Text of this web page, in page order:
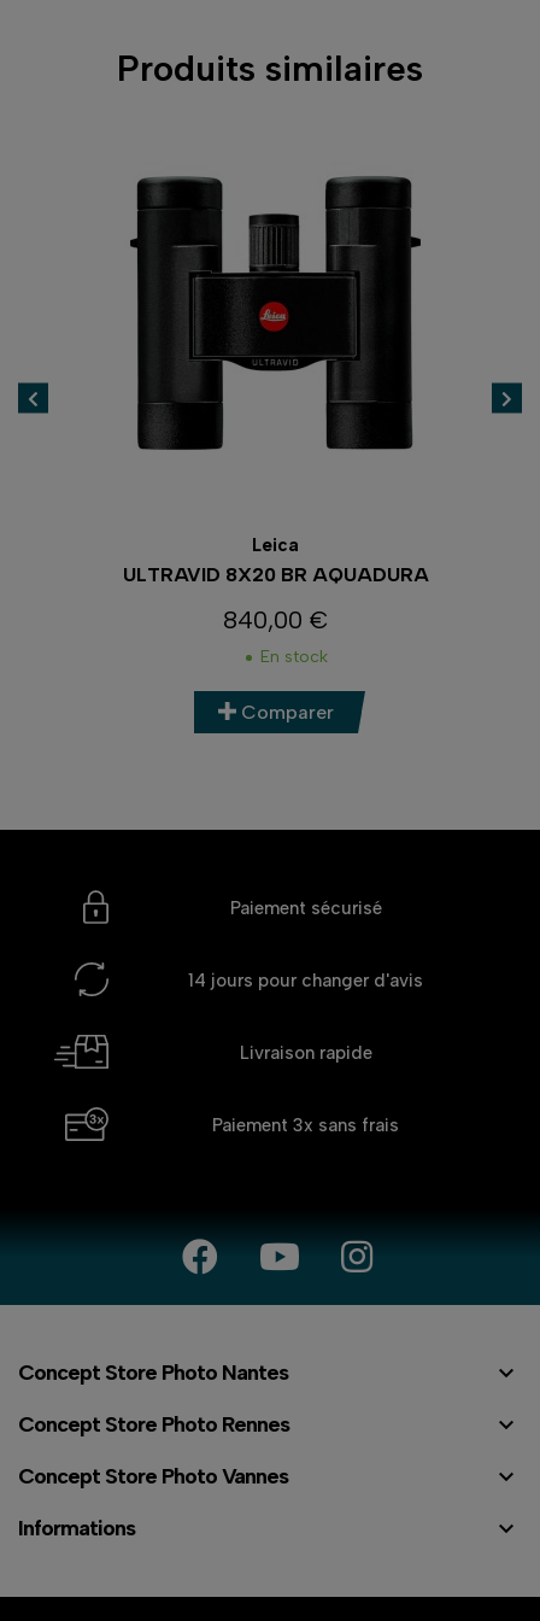
Produits similaires
Leica
ULTRAVID 8X20 BR AQUADURA
Prix
840,00 €
En stock
Comparer
Paiement sécurisé
14 jours pour changer d'avis
Livraison rapide
Paiement 3x sans frais
Concept Store Photo Nantes 
Concept Store Photo Rennes 
Concept Store Photo Vannes 
Informations 